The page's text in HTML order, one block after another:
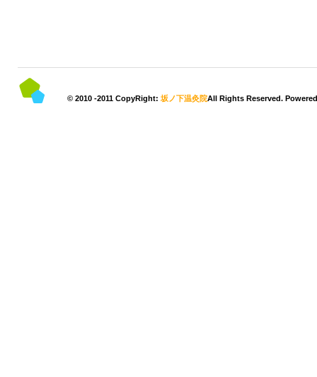
© 2010 -2011 CopyRight: 坂ノ下温灸院All Rights Reserved.